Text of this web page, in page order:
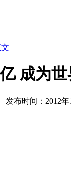
文
成为
发布时间：2012年